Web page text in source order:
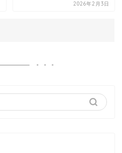
2026年2月3日